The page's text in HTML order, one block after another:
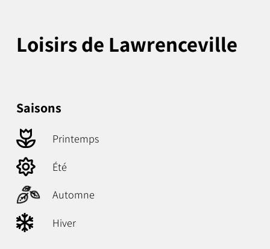
Loisirs de Lawrenceville
Saisons
Printemps
Été
Automne
Hiver